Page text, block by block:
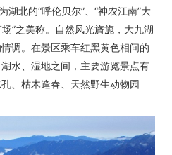
湖北的“呼伦贝尔”、“神农江南”大
”之美称。自然风光旖旎，大九湖
调。在景区乘车红黑黄色相间的
水、湿地之间，主要游览景点有
、枯木逢春、天然野生动物园